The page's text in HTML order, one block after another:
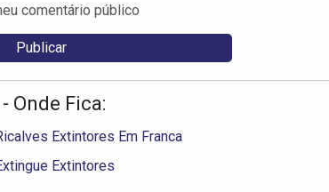
comentário público
Onde Fica:
Extintores Em Franca
Extintores